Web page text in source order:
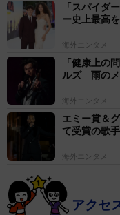
「スパイダ
ー史上最高
海外エンタメ
「健康上の
ルズ 雨のメ
海外エンタメ
エミー賞＆
て受賞の歌
海外エンタメ
アクセ